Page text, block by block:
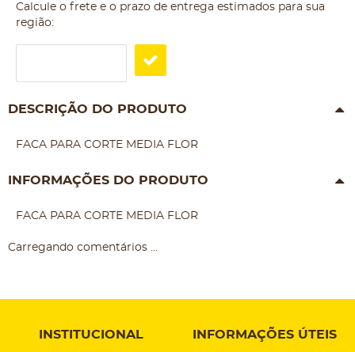
Calcule o frete e o prazo de entrega estimados para sua
região:
DESCRIÇÃO DO PRODUTO
FACA PARA CORTE MEDIA FLOR
INFORMAÇÕES DO PRODUTO
FACA PARA CORTE MEDIA FLOR
Carregando comentários ...
INSTITUCIONAL INFORMAÇÕES ÚTEIS